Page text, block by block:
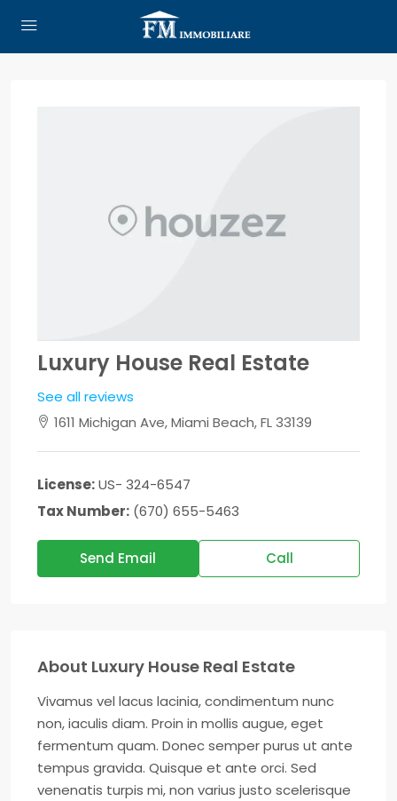
Luxury House Real Estate
See all reviews
1611 Michigan Ave, Miami Beach, FL 33139
License:US- 324-6547
Tax Number: (670) 655-5463
Send Email Call
About Luxury House Real Estate
Vivamus vel lacus lacinia, condimentum nunc
non, iaculis diam. Proin in mollis augue, eget
fermentum quam. Donec semper purus ut ante
tempus gravida. Quisque et ante orci. Sed
venenatis turpis mi, non varius justo scelerisque